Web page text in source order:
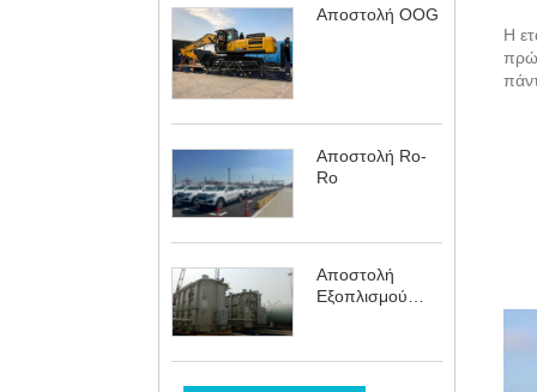
Αποστολή OOG
Αποστολή Ro-
Ro
Αποστολή
Εξοπλισμού
Η